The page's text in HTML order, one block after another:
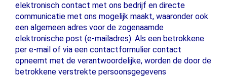
elektronisch contact met ons bedrijf en directe
communicatie met ons mogelijk maakt, waaronder ook
een algemeen adres voor de zogenaamde
elektronische post (e-mailadres). Als een betrokkene
per e-mail of via een contactformulier contact
opneemt met de verantwoordelijke, worden de door de
betrokkene verstrekte persoonsgegevens